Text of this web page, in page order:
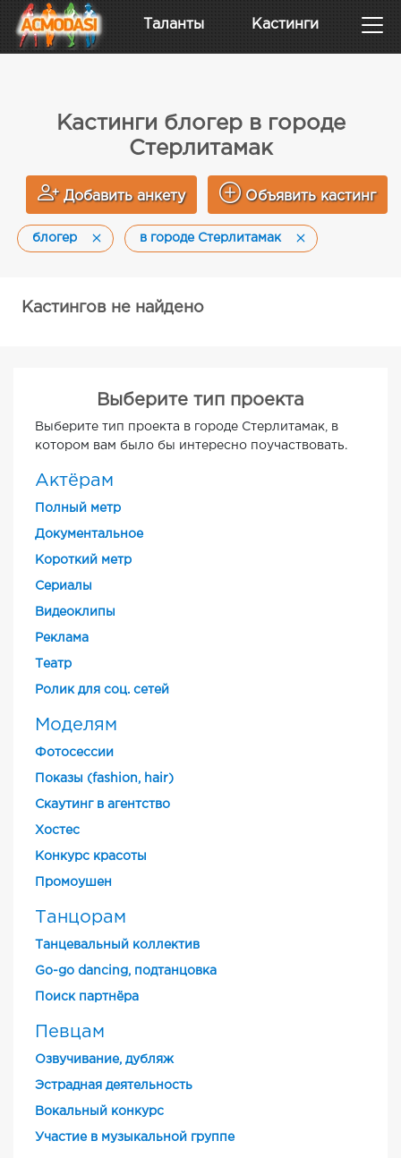
Таланты Кастинги
Кастинги блогер в городе
Стерлитамак
Добавить анкету Объявить кастинг
блогер в городе Стерлитамак
Кастингов не найдено
Выберите тип проекта
Выберите тип проекта в городе Стерлитамак, в
котором вам было бы интересно поучаствовать.
Актёрам
Полный метр
Документальное
Короткий метр
Cериалы
Видеоклипы
Реклама
Театр
Ролик для соц. сетей
Моделям
Фотосессии
Показы (fashion, hair)
Скаутинг в агентство
Хостес
Конкурс красоты
Промоушен
Танцорам
Танцевальный коллектив
Go-go dancing, подтанцовка
Поиск партнёра
Певцам
Озвучивание, дубляж
Эстрадная деятельность
Вокальный конкурс
Участие в музыкальной группе